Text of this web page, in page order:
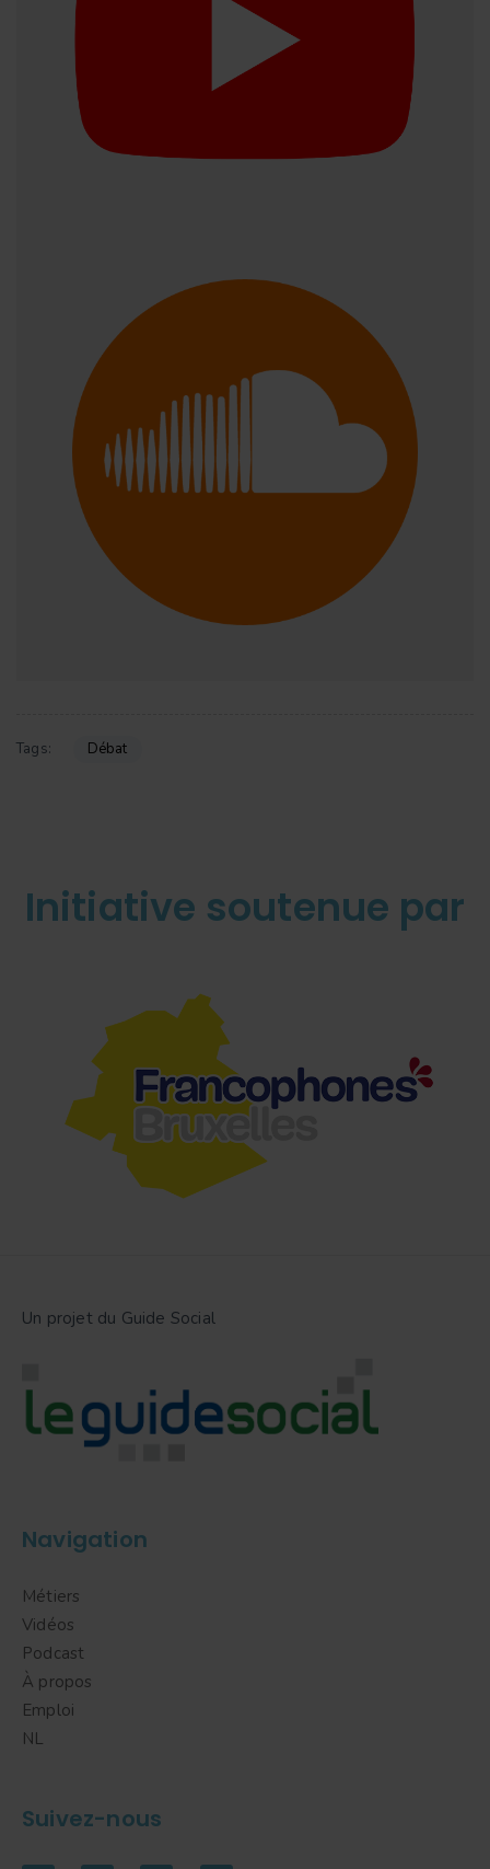
Tags: Débat
Initiative soutenue par
Un projet du Guide Social
Navigation
Métiers
Vidéos
Podcast
À propos
Emploi
NL
Suivez-nous